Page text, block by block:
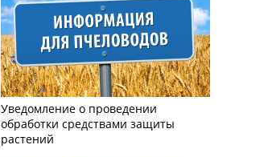
Уведомление о проведении
обработки средствами защиты
растений